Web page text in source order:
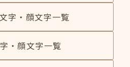
字・顔文字一覧
・顔文字一覧